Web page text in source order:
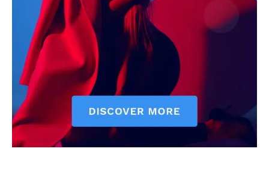
Facebook
X WhatsApp
Share